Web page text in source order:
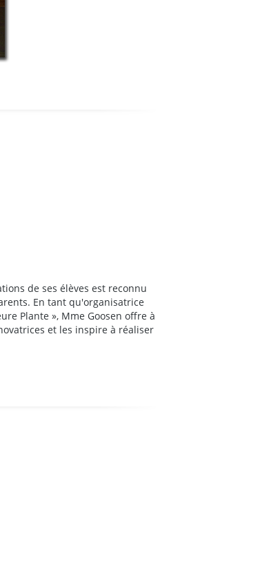
de ses élèves est reconnu
En tant qu'organisatrice
Plante », Mme Goosen offre à
et les inspire à réaliser